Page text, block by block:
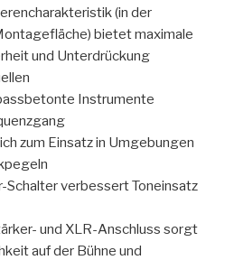
(in der
bietet maximale
und Unterdrückung
Instrumente
zum Einsatz in Umgebungen
verbessert Toneinsatz
und XLR-Anschluss sorgt
auf der Bühne und